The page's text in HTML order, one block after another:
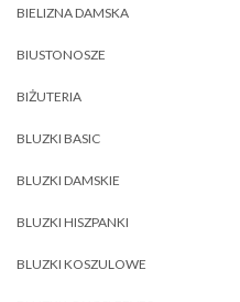
BIELIZNA DAMSKA
BIUSTONOSZE
BIŻUTERIA
BLUZKI BASIC
BLUZKI DAMSKIE
BLUZKI HISZPANKI
BLUZKI KOSZULOWE